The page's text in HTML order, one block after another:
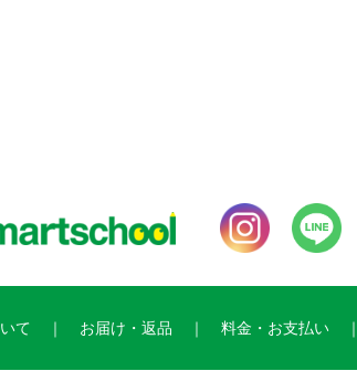
て お届け・返品 料金・お支払い